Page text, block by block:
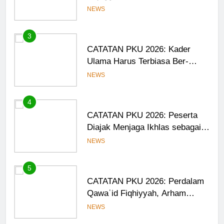
Anggota PKU Hadapi Persoalan
NEWS
3
CATATAN PKU 2026: Kader
Ulama Harus Terbiasa Ber-
Munāẓarah
NEWS
4
CATATAN PKU 2026: Peserta
Diajak Menjaga Ikhlas sebagai
Ruh Ibadah
NEWS
5
CATATAN PKU 2026: Perdalam
Qawaʿid Fiqhiyyah, Arham
Ahmad: Ilmu Harus Menjadi
NEWS